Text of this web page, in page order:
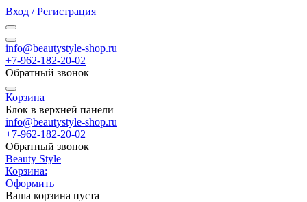
Вход / Регистрация
info@beautystyle-shop.ru
+7-962-182-20-02
Обратный звонок
Корзина
Блок в верхней панели
info@beautystyle-shop.ru
+7-962-182-20-02
Обратный звонок
Beauty Style
Корзина:
Оформить
Ваша корзина пуста